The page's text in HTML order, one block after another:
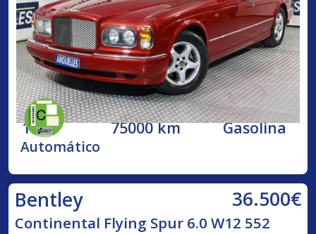
1998 75000 km Gasolina
Automático
Bentley 36.500€
Continental Flying Spur 6.0 W12 552